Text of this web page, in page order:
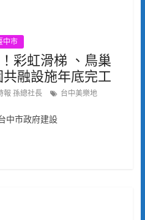
中市
彩虹滑梯 、鳥巢
融設施年底完工
報 孫總社長 台中美樂地
中市政府建設